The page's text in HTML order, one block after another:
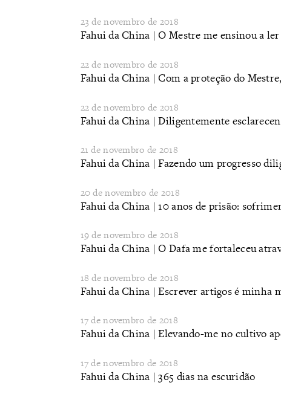
23 de novembro de 2018
Fahui da China | O Mestre me ensinou a ler
22 de novembro de 2018
Fahui da China | Com a proteção do
22 de novembro de 2018
Fahui da China | Diligentemente
21 de novembro de 2018
Fahui da China | Fazendo um progresso
20 de novembro de 2018
Fahui da China | 10 anos de prisão:
19 de novembro de 2018
Fahui da China | O Dafa me fortaleceu
18 de novembro de 2018
Fahui da China | Escrever artigos é minha
17 de novembro de 2018
Fahui da China | Elevando-me no cultivo
17 de novembro de 2018
Fahui da China | 365 dias na escuridão